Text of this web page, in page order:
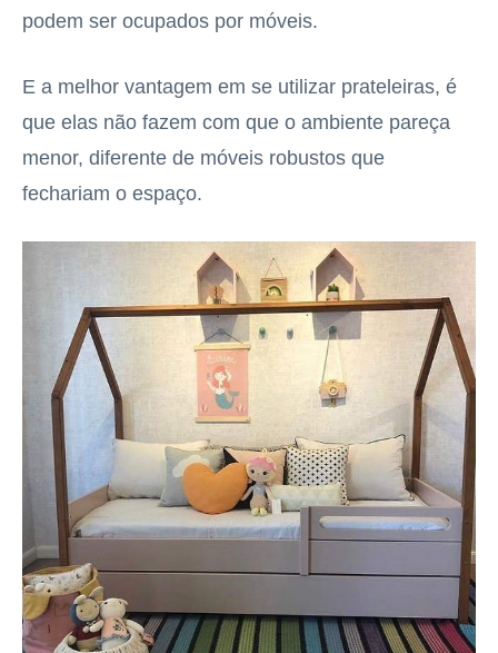
podem ser ocupados por móveis.
E a melhor vantagem em se utilizar prateleiras, é
que elas não fazem com que o ambiente pareça
menor, diferente de móveis robustos que
fechariam o espaço.